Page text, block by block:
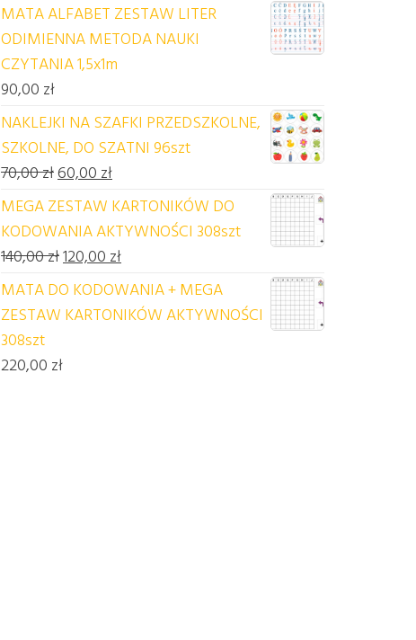
MATA ALFABET ZESTAW LITER
ODIMIENNA METODA NAUKI
CZYTANIA 1,5x1m
90,00 zł
NAKLEJKI NA SZAFKI PRZEDSZKOLNE,
SZKOLNE, DO SZATNI 96szt
70,00złPierwotna cena wynosiła: 70,00 zł.
60,00 złAktualna cena wynosi: 60,00 zł.
MEGA ZESTAW KARTONIKÓW DO
KODOWANIA AKTYWNOŚCI 308szt
140,00złPierwotna cena wynosiła: 140,00 zł.
120,00 złAktualna cena wynosi: 120,00 zł.
MATA DO KODOWANIA + MEGA
ZESTAW KARTONIKÓW AKTYWNOŚCI
308szt
220,00 zł